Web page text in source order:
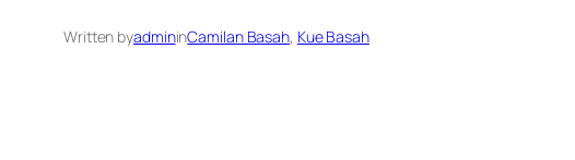
Written byadmininCamilan Basah, Kue Basah